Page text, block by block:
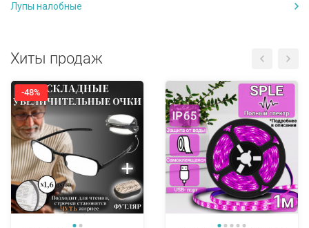
Лупы налобные
Хиты продаж
-48%